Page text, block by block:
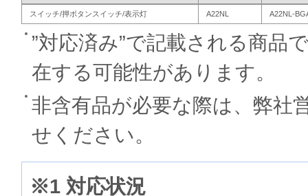
スイッチ/押ボタンスイッチ/表示灯 A22NL A22NL-
”対応済み”で記載される商品
在する可能性があります。
非含有品が必要な際は、弊社
せください。
※1 対応状況